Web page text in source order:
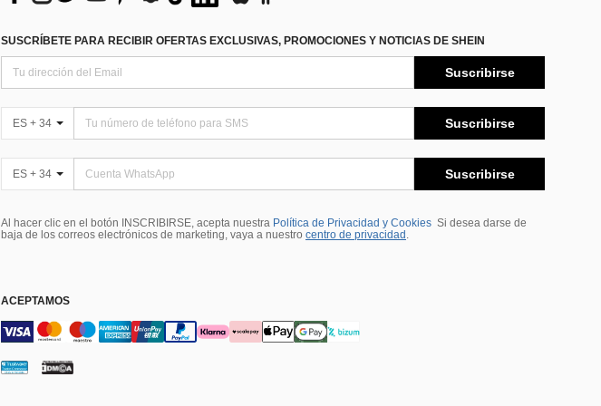
SUSCRÍBETE PARA RECIBIR OFERTAS EXCLUSIVAS, PROMOCIONES Y NOTICIAS DE SHEIN
Suscribirse
ES + 34 Suscribirse
ES + 34 Suscribirse
Al hacer clic en el botón INSCRIBIRSE, acepta nuestra Política de Privacidad y Cookies Si desea darse de
baja de los correos electrónicos de marketing, vaya a nuestro centro de privacidad .
ACEPTAMOS